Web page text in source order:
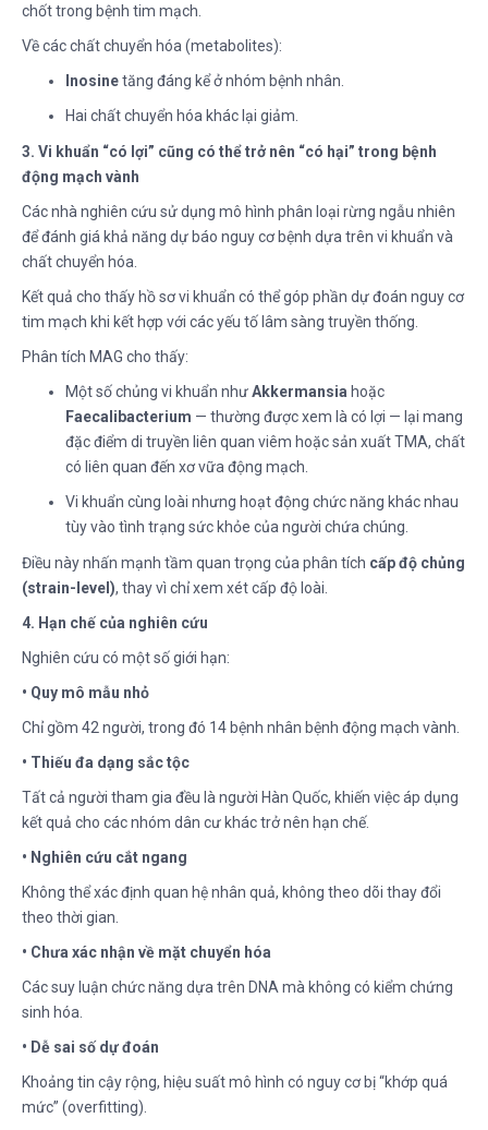
chốt trong bệnh tim mạch.
Về các chất chuyển hóa (metabolites):
Inosinetăng đáng kể ở nhóm bệnh nhân.
Hai chất chuyển hóa khác lại giảm.
3. Vi khuẩn “có lợi” cũng có thể trở nên “có hại” trong bệnh
động mạch vành
Các nhà nghiên cứu sử dụng mô hình phân loại rừng ngẫu nhiên
để đánh giá khả năng dự báo nguy cơ bệnh dựa trên vi khuẩn và
chất chuyển hóa.
Kết quả cho thấy hồ sơ vi khuẩn có thể góp phần dự đoán nguy cơ
tim mạch khi kết hợp với các yếu tố lâm sàng truyền thống.
Phân tích MAG cho thấy:
Một số chủng vi khuẩn nhưAkkermansia hoặc
Faecalibacterium — thường được xem là có lợi — lại mang
đặc điểm di truyền liên quan viêm hoặc sản xuất TMA, chất
có liên quan đến xơ vữa động mạch.
Vi khuẩn cùng loài nhưng hoạt động chức năng khác nhau
tùy vào tình trạng sức khỏe của người chứa chúng.
Điều này nhấn mạnh tầm quan trọng của phân tích cấp độ chủng
(strain-level), thay vì chỉ xem xét cấp độ loài.
4. Hạn chế của nghiên cứu
Nghiên cứu có một số giới hạn:
• Quy mô mẫu nhỏ
Chỉ gồm 42 người, trong đó 14 bệnh nhân bệnh động mạch vành.
• Thiếu đa dạng sắc tộc
Tất cả người tham gia đều là người Hàn Quốc, khiến việc áp dụng
kết quả cho các nhóm dân cư khác trở nên hạn chế.
• Nghiên cứu cắt ngang
Không thể xác định quan hệ nhân quả, không theo dõi thay đổi
theo thời gian.
• Chưa xác nhận về mặt chuyển hóa
Các suy luận chức năng dựa trên DNA mà không có kiểm chứng
sinh hóa.
• Dễ sai số dự đoán
Khoảng tin cậy rộng, hiệu suất mô hình có nguy cơ bị “khớp quá
mức” (overfitting).